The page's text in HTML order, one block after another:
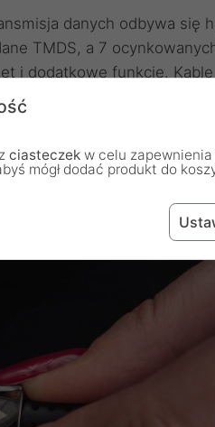
danych odbywa się
TMDS, a 7
i dodatkowe funkcje. Kable
w urządzeniach,
wtyczek przewodu.
ciasteczek w celu zapewnienia
mógł dodać produkt do